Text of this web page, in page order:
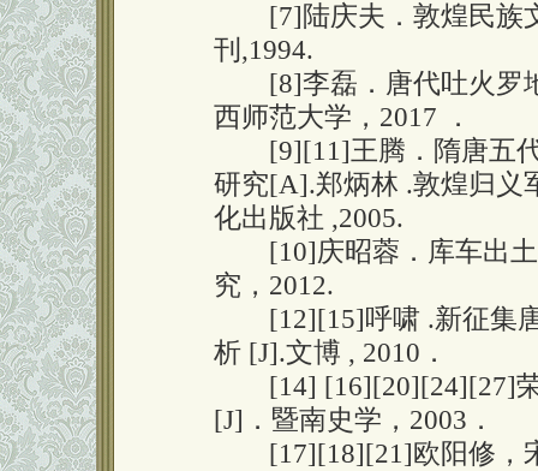
[7]陆庆夫．敦煌民族
刊,1994.
[8]李磊．唐代吐火罗
西师范大学，2017 ．
[9][11]王腾．隋唐五代
研究[A].郑炳林 .敦煌归义
化出版社 ,2005.
[10]庆昭蓉．库车出土
究，2012.
[12][15]呼啸 .新征集唐
析 [J].文博 , 2010．
[14] [16][20][24][27]荣
[J]．暨南史学，2003．
[17][18][21]欧阳修，